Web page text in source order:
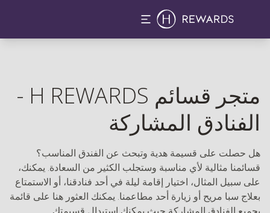
متجر قسائم H REWARDS -
الفنادق المشاركة
هل حصلت على قسيمة هدية وتبحث عن الفندق المناسب؟
قسائمنا مثالية لأي مناسبة وستجلب الكثير من السعادة. يمكنك،
على سبيل المثال، اختيار إقامة ليلة في أحد فنادقنا، أو الاستمتاع
بعلاج سبا مريح أو زيارة أحد مطاعمنا. يمكنك العثور هنا على قائمة